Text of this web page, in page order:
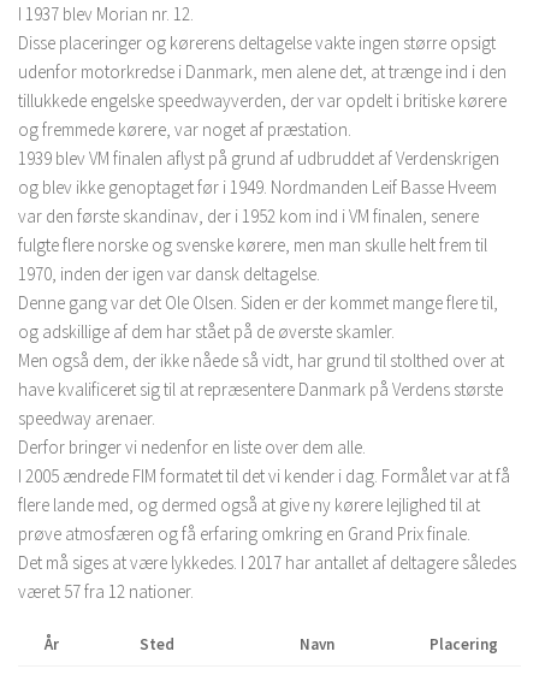
I 1937 blev Morian nr. 12.
Disse placeringer og kørerens deltagelse vakte ingen større opsigt
udenfor motorkredse i Danmark, men alene det, at trænge ind i den
tillukkede engelske speedwayverden, der var opdelt i britiske kørere
og fremmede kørere, var noget af præstation.
1939 blev VM finalen aflyst på grund af udbruddet af Verdenskrigen
og blev ikke genoptaget før i 1949. Nordmanden Leif Basse Hveem
var den første skandinav, der i 1952 kom ind i VM finalen, senere
fulgte flere norske og svenske kørere, men man skulle helt frem til
1970, inden der igen var dansk deltagelse.
Denne gang var det Ole Olsen. Siden er der kommet mange flere til,
og adskillige af dem har stået på de øverste skamler.
Men også dem, der ikke nåede så vidt, har grund til stolthed over at
have kvalificeret sig til at repræsentere Danmark på Verdens største
speedway arenaer.
Derfor bringer vi nedenfor en liste over dem alle.
I 2005 ændrede FIM formatet til det vi kender i dag. Formålet var at få
flere lande med, og dermed også at give ny kørere lejlighed til at
prøve atmosfæren og få erfaring omkring en Grand Prix finale.
Det må siges at være lykkedes. I 2017 har antallet af deltagere således
været 57 fra 12 nationer.
År Sted Navn Placering